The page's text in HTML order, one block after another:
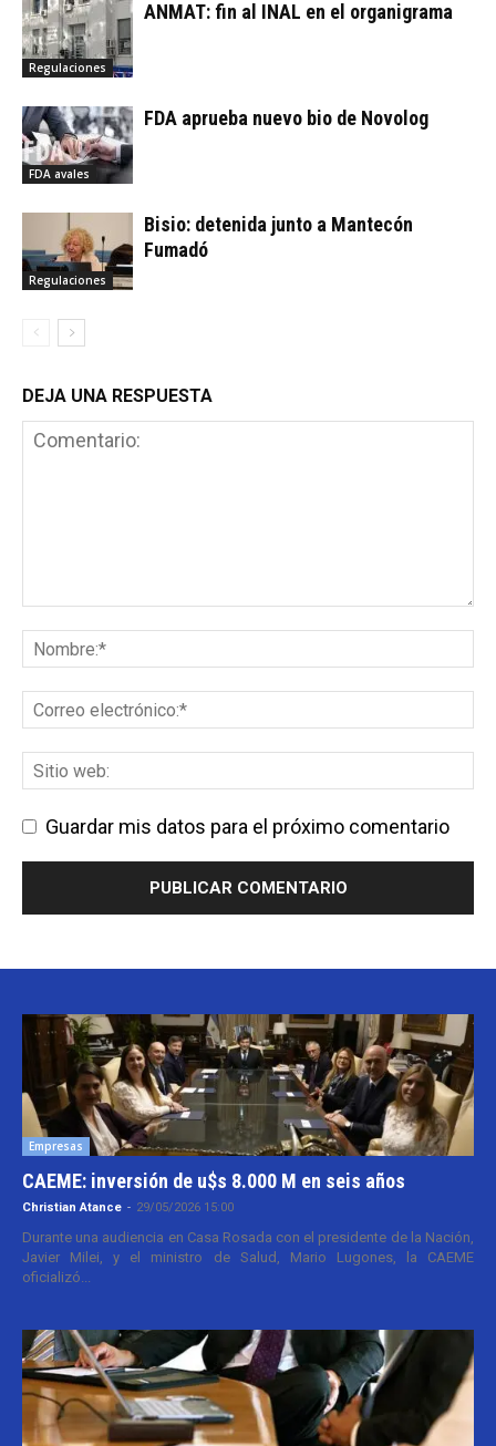
Regulaciones
ANMAT: fin al INAL en el organigrama
FDA avales
FDA aprueba nuevo bio de Novolog
Regulaciones
Bisio: detenida junto a Mantecón
Fumadó
DEJA UNA RESPUESTA
Guardar mis datos para el próximo comentario
Empresas
CAEME: inversión de u$s 8.000 M en seis años
Christian Atance - 29/05/2026 15:00
Durante una audiencia en Casa Rosada con el presidente de la Nación,
Javier Milei, y el ministro de Salud, Mario Lugones, la CAEME
oficializó...